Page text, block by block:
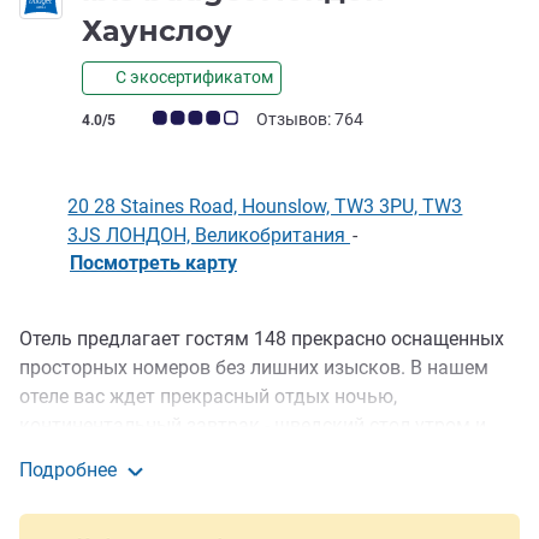
Хаунслоу
С экосертификатом
Примечание: отзывы клиентов (Рейтинг ALL)
4.0/5 Отзывов: 764
20 28 Staines Road, Hounslow, TW3 3PU, TW3
3JS ЛОНДОН, Великобритания -
Посмотреть карту
Описание
Отель предлагает гостям 148 прекрасно оснащенных
просторных номеров без лишних изысков. В нашем
отеле вас ждет прекрасный отдых ночью,
трехместные и двухместные номера с двуспальными
или двумя односпальными кроватями, элегантный
Подробнее